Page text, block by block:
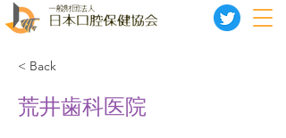
< Back
荒井歯科医院